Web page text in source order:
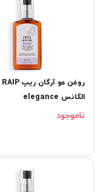
الگانس elegance
ناموجود